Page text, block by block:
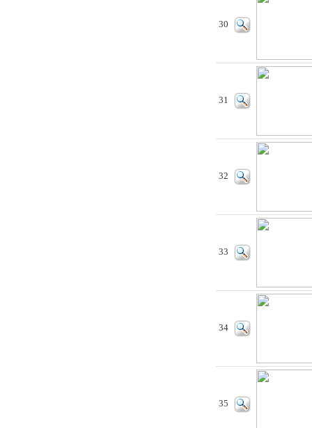
30
31
32
33
34
35